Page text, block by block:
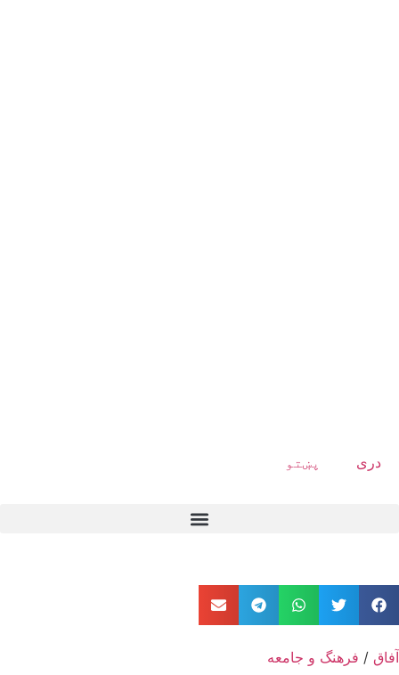
دری پښتو
آفاق / فرهنگ و جامعه